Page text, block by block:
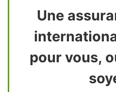
Une
pour vous,